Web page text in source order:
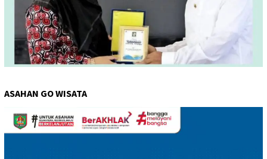
ASAHAN GO WISATA
Pemutar
Video